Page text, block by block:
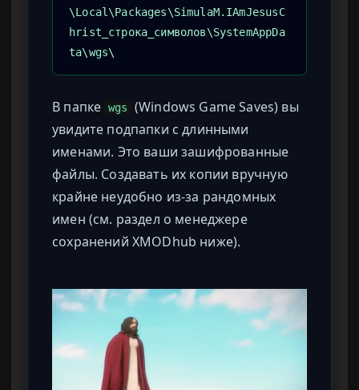
\Local\Packages\SimulaM.IAmJesusC
hrist_строка_символов\SystemAppDa
ta\wgs\
В папке wgs
(Windows Game Saves) вы
увидите подпапки с длинными
именами. Это ваши зашифрованные
файлы. Создавать их копии вручную
крайне неудобно из-за рандомных
имен (см. раздел о менеджере
сохранений XMODhub ниже).